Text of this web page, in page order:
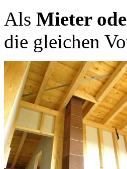
Als Mieter
die gleichen